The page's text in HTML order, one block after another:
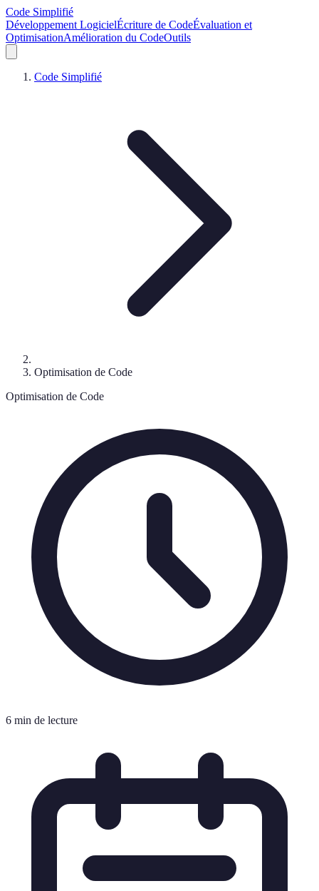
Code Simplifié
Développement LogicielÉcriture de CodeÉvaluation et
OptimisationAmélioration du CodeOutils
Code Simplifié
Optimisation de Code
Optimisation de Code
6 min de lecture